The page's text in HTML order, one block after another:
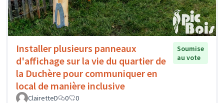
Installer plusieurs panneaux
d'affichage sur la vie du quartier de
la Duchère pour communiquer en
local de manière inclusive
Soumise
au vote
ClairetteD 0 0